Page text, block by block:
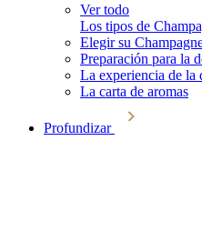
Ver todo
Los tipos de
Elegir su
Preparación para la
La experiencia de la
La carta de aromas
Profundizar